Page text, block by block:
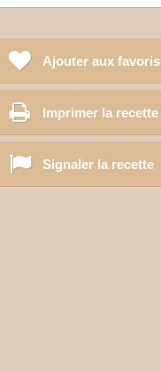
Ajouter aux favoris
Imprimer la recette
Signaler la recette